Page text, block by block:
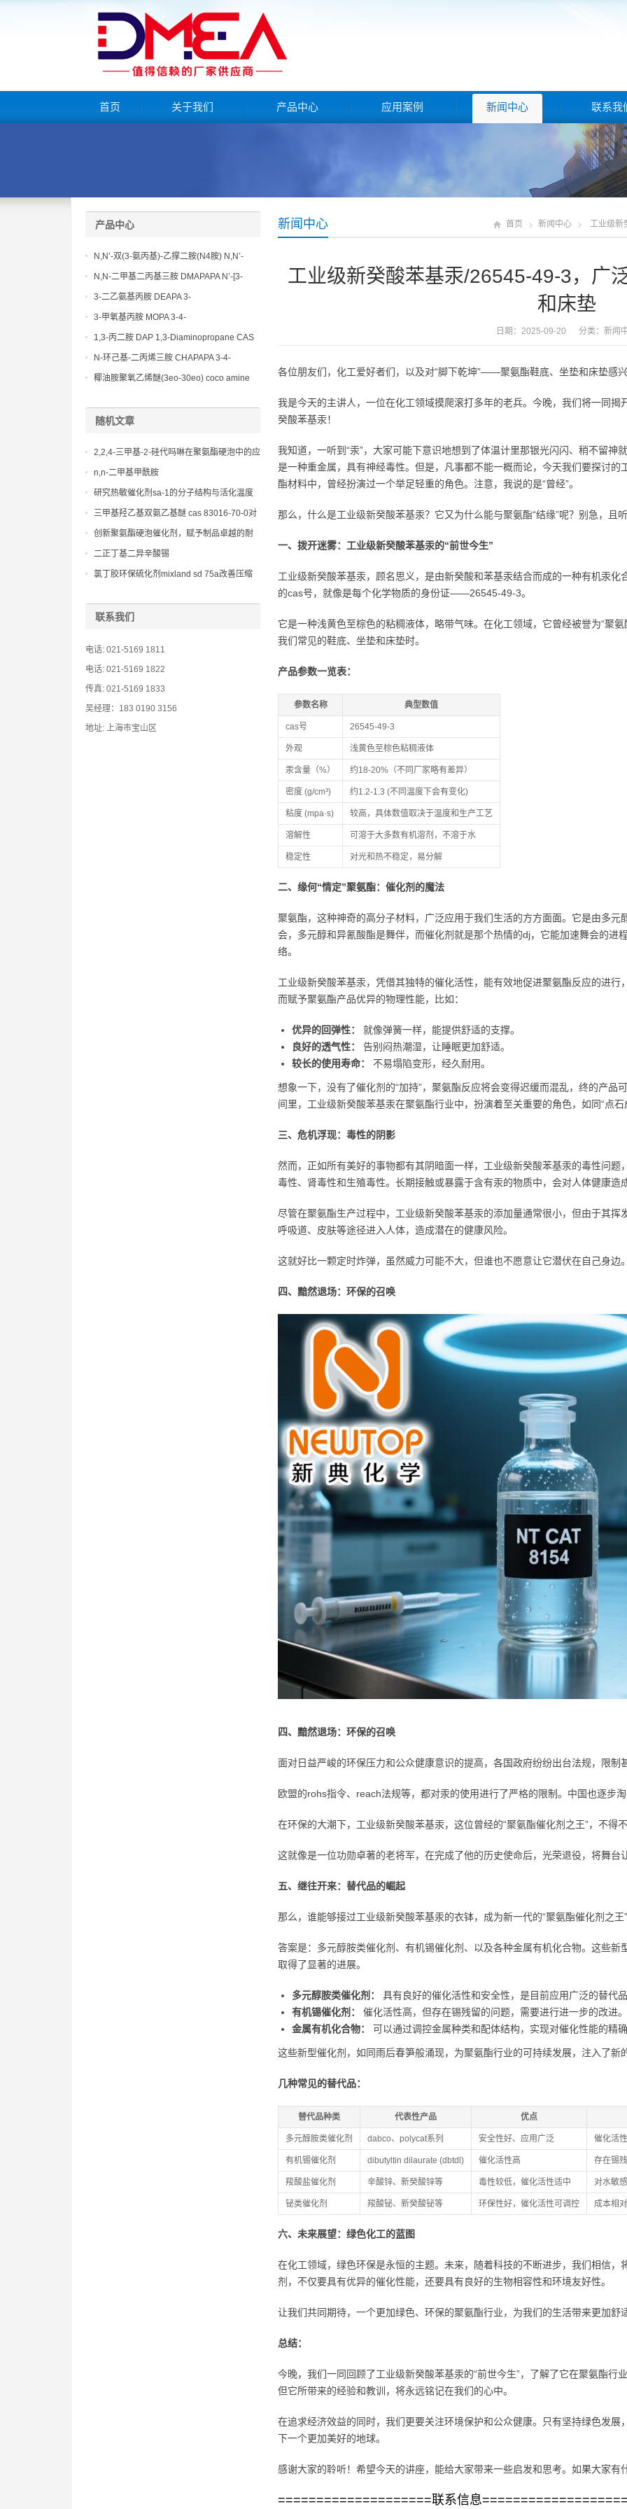
首页 关于我们 产品中心 应用案例 新闻中心 联系我
新闻中心 首页 新闻中心 工业级新
工业级新癸酸苯基汞/26545-49-3，广
和床垫
日期：2025-09-20 分类： 新闻
各位朋友们，化工爱好者们，以及对“脚下乾坤”——聚氨酯鞋底、坐垫和床垫感
我是今天的主讲人，一位在化工领域摸爬滚打多年的老兵。今晚，我们将一同
癸酸苯基汞！
我知道，一听到“汞”，大家可能下意识地想到了体温计里那银光闪闪、稍不留神
是一种重金属，具有神经毒性。但是，凡事都不能一概而论，今天我们要探讨
酯材料中，曾经扮演过一个举足轻重的角色。注意，我说的是“曾经”。
那么，什么是工业级新癸酸苯基汞？它又为什么能与聚氨酯“结缘”呢？别急，且
一、拨开迷雾：工业级新癸酸苯基汞的“前世今生”
工业级新癸酸苯基汞，顾名思义，是由新癸酸和苯基汞结合而成的一种有机汞
的cas号，就像是每个化学物质的身份证——26545-49-3。
它是一种浅黄色至棕色的粘稠液体，略带气味。在化工领域，它曾经被誉为“聚
我们常见的鞋底、坐垫和床垫时。
产品参数一览表：
参数名称 典型数值
cas号 26545-49-3
外观 浅黄色至棕色粘稠液体
汞含量（%） 约18-20%（不同厂家略有差异）
密度 (g/cm³) 约1.2-1.3 (不同温度下会有变化)
粘度 (mpa·s) 较高，具体数值取决于温度和生产工艺
溶解性 可溶于大多数有机溶剂，不溶于水
稳定性 对光和热不稳定，易分解
二、缘何“情定”聚氨酯：催化剂的魔法
聚氨酯，这种神奇的高分子材料，广泛应用于我们生活的方方面面。它是由多
会，多元醇和异氰酸酯是舞伴，而催化剂就是那个热情的dj，它能加速舞会的进
络。
工业级新癸酸苯基汞，凭借其独特的催化活性，能有效地促进聚氨酯反应的进
而赋予聚氨酯产品优异的物理性能，比如：
优异的回弹性：
就像弹簧一样，能提供舒适的支撑。
良好的透气性：
告别闷热潮湿，让睡眠更加舒适。
较长的使用寿命：
不易塌陷变形，经久耐用。
想象一下，没有了催化剂的“加持”，聚氨酯反应将会变得迟缓而混乱，终的产品
间里，工业级新癸酸苯基汞在聚氨酯行业中，扮演着至关重要的角色，如同“点石
三、危机浮现：毒性的阴影
然而，正如所有美好的事物都有其阴暗面一样，工业级新癸酸苯基汞的毒性问
毒性、肾毒性和生殖毒性。长期接触或暴露于含有汞的物质中，会对人体健康造
尽管在聚氨酯生产过程中，工业级新癸酸苯基汞的添加量通常很小，但由于其
呼吸道、皮肤等途径进入人体，造成潜在的健康风险。
这就好比一颗定时炸弹，虽然威力可能不大，但谁也不愿意让它潜伏在自己身边
四、黯然退场：环保的召唤
四、黯然退场：环保的召唤
面对日益严峻的环保压力和公众健康意识的提高，各国政府纷纷出台法规，限制
欧盟的rohs指令、reach法规等，都对汞的使用进行了严格的限制。中国也逐步
在环保的大潮下，工业级新癸酸苯基汞，这位曾经的“聚氨酯催化剂之王”，不得
这就像是一位功勋卓著的老将军，在完成了他的历史使命后，光荣退役，将舞台
五、继往开来：替代品的崛起
那么，谁能够接过工业级新癸酸苯基汞的衣钵，成为新一代的“聚氨酯催化剂之王
答案是：多元醇胺类催化剂、有机锡催化剂、以及各种金属有机化合物。这些
取得了显著的进展。
多元醇胺类催化剂：
具有良好的催化活性和安全性，是目前应用广泛的替代
有机锡催化剂：
催化活性高，但存在锡残留的问题，需要进行进一步的改进。
金属有机化合物：
可以通过调控金属种类和配体结构，实现对催化性能的精
这些新型催化剂，如同雨后春笋般涌现，为聚氨酯行业的可持续发展，注入了新
几种常见的替代品：
替代品种类 代表性产品 优点
多元醇胺类催化剂 dabco、polycat系列 安全性好、应用广泛 催化活
有机锡催化剂 dibutyltin dilaurate (dbtdl) 催化活性高 存在锡
羧酸盐催化剂 辛酸锌、新癸酸锌等 毒性较低，催化活性适中 对水敏
铋类催化剂 羧酸铋、新癸酸铋等 环保性好，催化活性可调控 成本相
六、未来展望：绿色化工的蓝图
在化工领域，绿色环保是永恒的主题。未来，随着科技的不断进步，我们相信
剂，不仅要具有优异的催化性能，还要具有良好的生物相容性和环境友好性。
让我们共同期待，一个更加绿色、环保的聚氨酯行业，为我们的生活带来更加舒
总结：
今晚，我们一同回顾了工业级新癸酸苯基汞的“前世今生”，了解了它在聚氨酯行
但它所带来的经验和教训，将永远铭记在我们的心中。
在追求经济效益的同时，我们更要关注环境保护和公众健康。只有坚持绿色发
下一个更加美好的地球。
感谢大家的聆听！希望今天的讲座，能给大家带来一些启发和思考。如果大家有
====================联系信息
产品中心
N,N’-双(3-氨丙基)-乙撑二胺(N4胺) N,N’-
Bis(3-aminopropyl)-ethylenediamine CAS
No10563-26-5
N,N-二甲基二丙基三胺 DMAPAPA N’-[3-
(dimethylamino)propyllpropane-1,3-
diamine CAS No10563-29-8
3-二乙氨基丙胺 DEAPA 3-
(Diethylamino)propylamine CAS No 104-
3-甲氧基丙胺 MOPA 3-4-
Methoxypropylamine CAS No 5332-73-0
1,3-丙二胺 DAP 1,3-Diaminopropane CAS
No 109-76-2
N-环己基-二丙烯三胺 CHAPAPA 3-4-
Methoxypropylamine CAS No:5332-73-0
椰油胺聚氧乙烯醚(3eo-30eo) coco amine
随机文章
2,2,4-三甲基-2-硅代吗啉在聚氨酯硬泡中的应
用，确保产品无刺激性气味和优异的保温性
能。
n,n-二甲基甲酰胺
研究热敏催化剂sa-1的分子结构与活化温度
的关系，实现性能的定制化。
三甲基羟乙基双氨乙基醚 cas 83016-70-0对
聚氨酯泡沫孔隙结构和物理机械性能的调控
创新聚氨酯硬泡催化剂，赋予制品卓越的耐
火和耐候性能
二正丁基二异辛酸锡
氯丁胶环保硫化剂mixland sd 75a改善压缩
联系我们
电话: 021-5169 1811
电话: 021-5169 1822
传真: 021-5169 1833
吴经理：183 0190 3156
地址: 上海市宝山区